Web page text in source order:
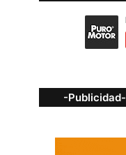
-Publicidad-